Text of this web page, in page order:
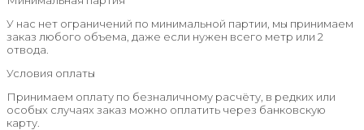
У нас нет ограничений по минимальной партии, мы принимаем
заказ любого объема, даже если нужен всего метр или 2
отвода.
Условия оплаты
Принимаем оплату по безналичному расчёту, в редких или
особых случаях заказ можно оплатить через банковскую
карту.